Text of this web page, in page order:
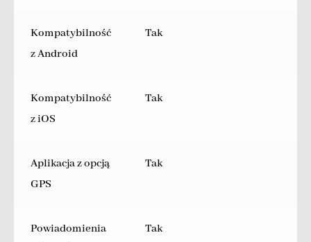
Kompatybilność
z Android
Tak
Kompatybilność
z iOS
Tak
Aplikacja z opcją
GPS
Tak
Powiadomienia
Tak